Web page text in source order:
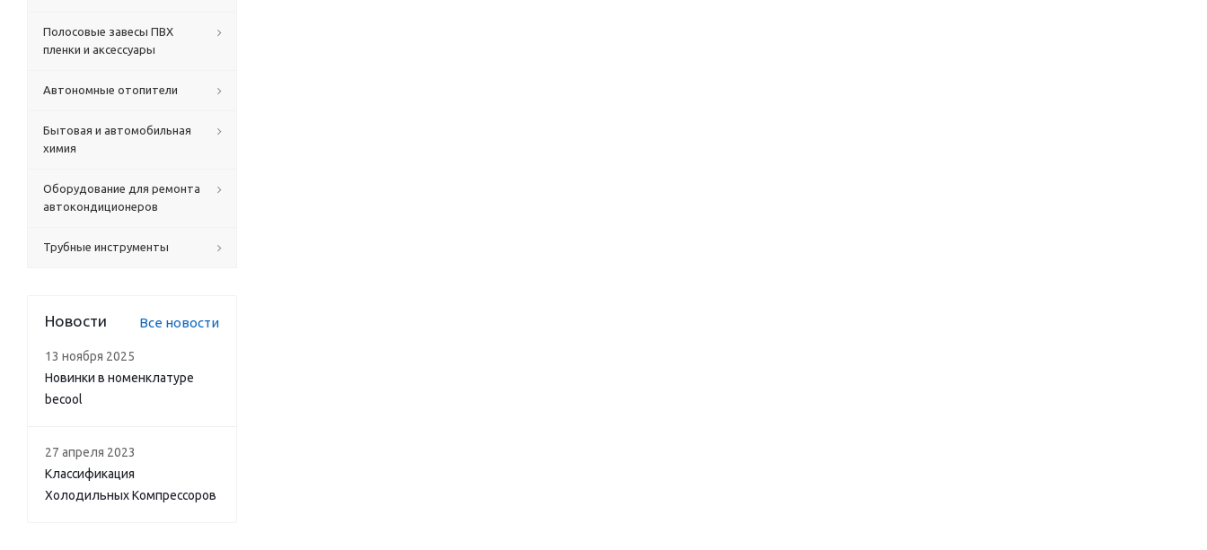
Полосовые завесы ПВХ
пленки и аксессуары
Автономные отопители
Бытовая и автомобильная
химия
Оборудование для ремонта
автокондиционеров
Трубные инструменты
Новости Все новости
13 ноября 2025
Новинки в номенклатуре
becool
27 апреля 2023
Классификация
Холодильных Компрессоров